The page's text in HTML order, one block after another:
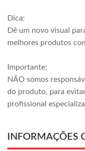
Dica:
Dê um novo visual
melhores produtos
Importante:
NÃO somos
do produto, para
profissional
INFORMAÇÕES